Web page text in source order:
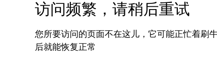
访问频繁，请稍后重试
您所要访问的页面不在这儿，它可能正忙着刷
后就能恢复正常